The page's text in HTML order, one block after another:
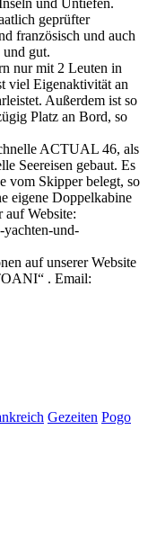
und Untiefen.
geprüfter
französisch und auch
gut.
nur mit 2 Leuten in
viel Eigenaktivität an
Außerdem ist so
Platz an Bord, so
ACTUAL 46, als
Seereisen gebaut. Es
vom Skipper belegt, so
eigene Doppelkabine
auf Website:
yachten-und-
auf unserer Website
. Email:
Gezeiten Pogo